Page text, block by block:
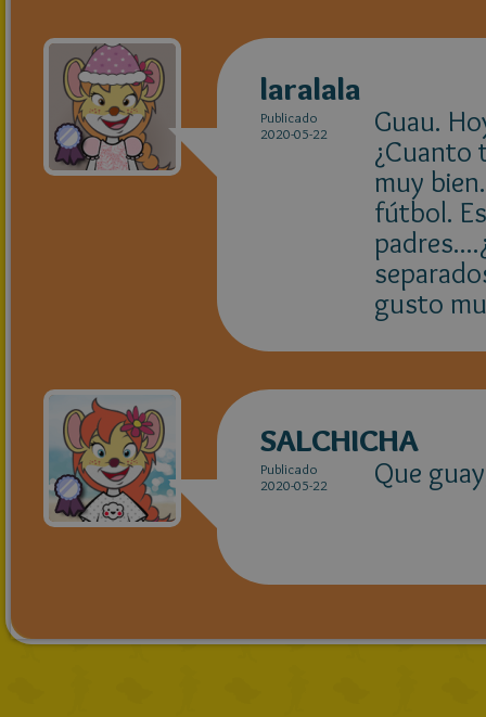
laralala
Publicado
2020-05-22
Guau.
¿Cuanto
muy
fútbol.
gusto
SALCHICHA
Publicado
2020-05-22
Que